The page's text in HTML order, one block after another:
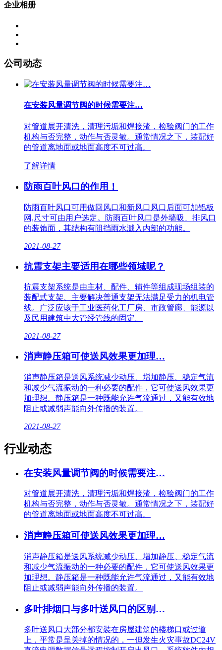
企业相册
公司动态
在安装风量调节阀的时候需要注…
对管道展开清洗，清理污垢和焊接渣，检验阀门的工作
机构与否完整，动作与否灵敏。通常情况之下，装配好
的管道离地面或地面高度不可过高。
了解详情
防雨百叶风口的作用！
防雨百叶风口可用做回风口和新风口风口后面可加铝板
网,尺寸可由用户选定。防雨百叶风口是外墙吸、排风口
的装饰面，其结构有阻挡雨水溅入内部的功能。
2021-08-27
抗震支架主要适用在哪些领域呢？
抗震支架系统是由主材、配件、辅件等组成现场组装的
装配式支架、主要解决普通支架无法满足受力的机电管
线。广泛应该于工业医药化工厂房、市政管廊、能源以
及民用建筑中大管经管线的固定。
2021-08-27
消声静压箱可使送风效果更加理…
消声静压箱是送风系统减少动压、增加静压、稳定气流
和减少气流振动的一种必要的配件，它可使送风效果更
加理想。静压箱是一种既能允许气流通过，又能有效地
阻止或减弱声能向外传播的装置。
2021-08-27
行业动态
在安装风量调节阀的时候需要注…
对管道展开清洗，清理污垢和焊接渣，检验阀门的工作
机构与否完整，动作与否灵敏。通常情况之下，装配好
的管道离地面或地面高度不可过高。
消声静压箱可使送风效果更加理…
消声静压箱是送风系统减少动压、增加静压、稳定气流
和减少气流振动的一种必要的配件，它可使送风效果更
加理想。静压箱是一种既能允许气流通过，又能有效地
阻止或减弱声能向外传播的装置。
多叶排烟口与多叶送风口的区别…
多叶送风口大部分都安裝在房屋建筑的楼梯口或过道
上，平常是呈关掉的情况的，一但发生火灾事故DC24V